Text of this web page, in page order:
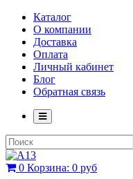
Каталог
О компании
Доставка
Оплата
Личный кабинет
Блог
Обратная связь
0 Корзина: 0 руб